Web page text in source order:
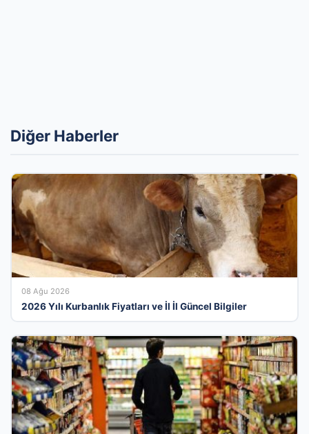
Diğer Haberler
08 Ağu 2026
2026 Yılı Kurbanlık Fiyatları ve İl İl Güncel Bilgiler